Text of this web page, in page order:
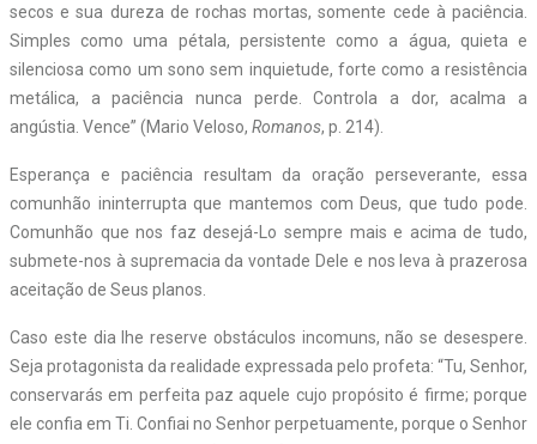
secos e sua dureza de rochas mortas, somente cede à paciência.
Simples como uma pétala, persistente como a água, quieta e
silenciosa como um sono sem inquietude, forte como a resistência
metálica, a paciência nunca perde. Controla a dor, acalma a
angústia. Vence” (Mario Veloso, Romanos, p. 214).
Esperança e paciência resultam da oração perseverante, essa
comunhão ininterrupta que mantemos com Deus, que tudo pode.
Comunhão que nos faz desejá-Lo sempre mais e acima de tudo,
submete-nos à supremacia da vontade Dele e nos leva à prazerosa
aceitação de Seus planos.
Caso este dia lhe reserve obstáculos incomuns, não se desespere.
Seja protagonista da realidade expressada pelo profeta: “Tu, Senhor,
conservarás em perfeita paz aquele cujo propósito é firme; porque
ele confia em Ti. Confiai no Senhor perpetuamente, porque o Senhor